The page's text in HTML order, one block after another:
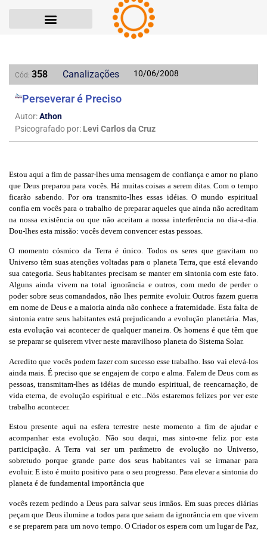
Cód: 358 Canalizações 10/06/2008
Perseverar é Preciso
Autor:Athon
Psicografado por: Levi Carlos da Cruz
Estou aqui a fim de passar-lhes uma mensagem de confiança e amor no plano
que Deus preparou para vocês. Há muitas coisas a serem ditas. Com o tempo
ficarão sabendo. Por ora transmito-lhes essas idéias. O mundo espiritual
confia em vocês para o trabalho de preparar aqueles que ainda não acreditam
na nossa existência ou que não aceitam a nossa interferência no dia-a-dia.
Dou-lhes esta missão: vocês devem convencer estas pessoas.
O momento cósmico da Terra é único. Todos os seres que gravitam no
Universo têm suas atenções voltadas para o planeta Terra, que está elevando
sua categoria. Seus habitantes precisam se manter em sintonia com este fato.
Alguns ainda vivem na total ignorância e outros, com medo de perder o
poder sobre seus comandados, não lhes permite evoluir. Outros fazem guerra
em nome de Deus e a maioria ainda não conhece a fraternidade. Esta falta de
sintonia entre seus habitantes está prejudicando a evolução planetária. Mas,
esta evolução vai acontecer de qualquer maneira. Os homens é que têm que
se preparar se quiserem viver neste maravilhoso planeta do Sistema Solar.
Acredito que vocês podem fazer com sucesso esse trabalho. Isso vai elevá-los
ainda mais. É preciso que se engajem de corpo e alma. Falem de Deus com as
pessoas, transmitam-lhes as idéias de mundo espiritual, de reencarnação, de
vida eterna, de evolução espiritual e etc...Nós estaremos felizes por ver este
trabalho acontecer.
Estou presente aqui na esfera terrestre neste momento a fim de ajudar e
acompanhar esta evolução. Não sou daqui, mas sinto-me feliz por esta
participação. A Terra vai ser um parâmetro de evolução no Universo,
sobretudo porque grande parte dos seus habitantes vai se irmanar para
evoluir. E isto é muito positivo para o seu progresso. Para elevar a sintonia do
planeta é de fundamental importância que
vocês rezem pedindo a Deus para salvar seus irmãos. Em suas preces diárias
peçam que Deus ilumine a todos para que saiam da ignorância em que vivem
e se preparem para um novo tempo. O Criador os espera com um lugar de Paz,